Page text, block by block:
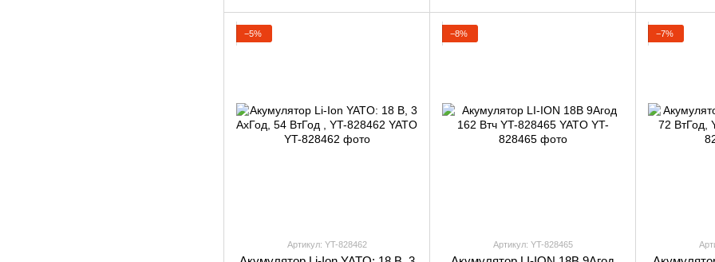
−5%
Артикул: YT-828462
−8%
Артикул: YT-828465
−7%